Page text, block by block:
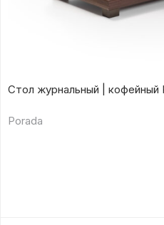
Стол журнальный | кофейный
Porada